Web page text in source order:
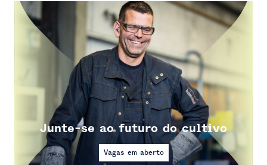
Junte-se ao futuro do cultivo
Vagas em aberto